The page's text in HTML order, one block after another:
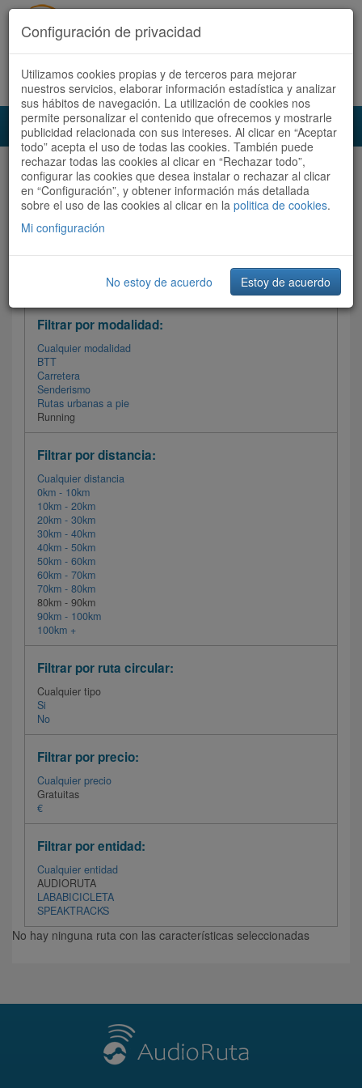
Acceder Registrate ahora Español | Català
Audioruta Todas las rutas
Todas las rutas Ordenar por:Más recientes
Filtrar las rutas
Filtrar por modalidad:
Cualquier modalidad
BTT
Carretera
Senderismo
Rutas urbanas a pie
Running
Filtrar por distancia:
Cualquier distancia
0km - 10km
10km - 20km
20km - 30km
30km - 40km
40km - 50km
50km - 60km
60km - 70km
70km - 80km
80km - 90km
90km - 100km
100km +
Filtrar por ruta circular:
Cualquier tipo
Si
No
Filtrar por precio:
Cualquier precio
Gratuitas
€
Filtrar por entidad:
Cualquier entidad
AUDIORUTA
LABABICICLETA
SPEAKTRACKS
No hay ninguna ruta con las características seleccionadas
Configuración de privacidad
Utilizamos cookies propias y de terceros para mejorar
nuestros servicios, elaborar información estadística y analizar
sus hábitos de navegación. La utilización de cookies nos
permite personalizar el contenido que ofrecemos y mostrarle
publicidad relacionada con sus intereses. Al clicar en “Aceptar
todo” acepta el uso de todas las cookies. También puede
rechazar todas las cookies al clicar en “Rechazar todo”,
configurar las cookies que desea instalar o rechazar al clicar
en “Configuración”, y obtener información más detallada
sobre el uso de las cookies al clicar en la politica de cookies.
Mi configuración
No estoy de acuerdo Estoy de acuerdo